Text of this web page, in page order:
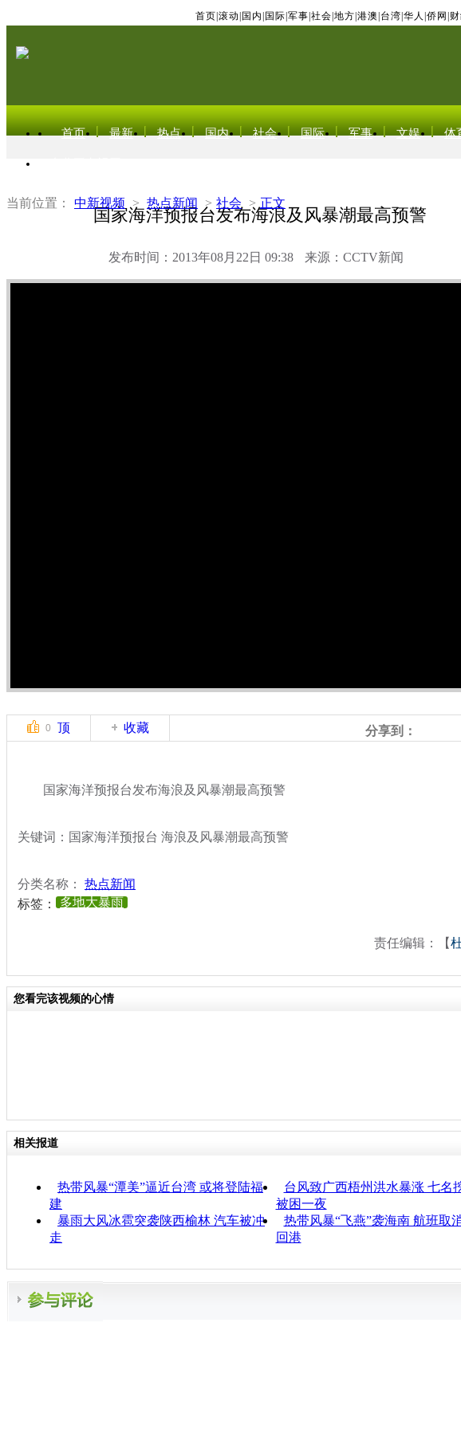
首页 滚动 国内 国际 军事 社会 地方 港澳 台湾 华人 侨网
首页 最新 热点 国内 社会 国际 军事 文娱 体
当前位置： 中新视频 > 热点新闻 > 社会 > 正文
国家海洋预报台发布海浪及风暴潮最高预警
发布时间：2013年08月22日 09:38 来源：CCTV新闻
0 顶 收藏 分享到：
国家海洋预报台发布海浪及风暴潮最高预警
关键词：国家海洋预报台 海浪及风暴潮最高预警
分类名称： 热点新闻
标签：
多地大暴雨
责任编辑：【
您看完该视频的心情
相关报道
热带风暴“潭美”逼近台湾 或将登陆福
建
台风致广西梧州洪水暴涨 七名
被困一夜
暴雨大风冰雹突袭陕西榆林 汽车被冲
走
热带风暴“飞燕”袭海南 航班取
回港